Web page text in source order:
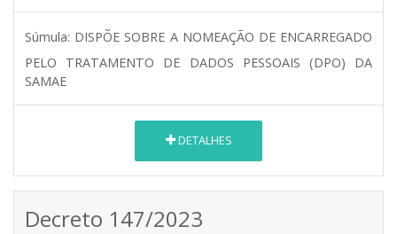
Súmula: DISPÕE SOBRE A NOMEAÇÃO DE ENCARREGADO
PELO TRATAMENTO DE DADOS PESSOAIS (DPO) DA
SAMAE
DETALHES
Decreto 147/2023